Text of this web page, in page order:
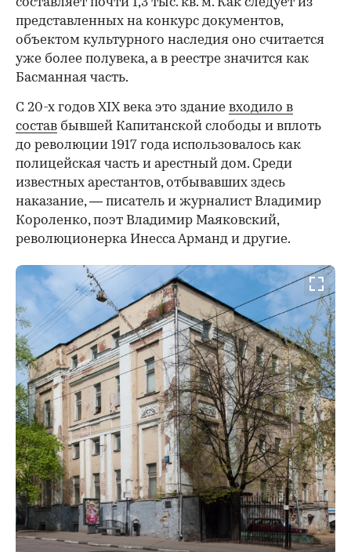
составляет почти 1,3 тыс. кв. м. Как следует из
представленных на конкурс документов,
объектом культурного наследия оно считается
уже более полувека, а в реестре значится как
Басманная часть.
С 20-х годов XIX века это здание входило в
состав бывшей Капитанской слободы и вплоть
до революции 1917 года использовалось как
полицейская часть и арестный дом. Среди
известных арестантов, отбывавших здесь
наказание, — писатель и журналист Владимир
Короленко, поэт Владимир Маяковский,
революционерка Инесса Арманд и другие.